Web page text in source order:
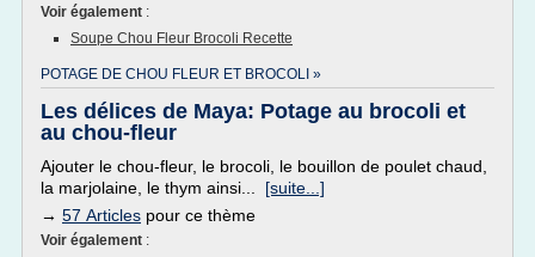
Voir également :
Soupe Chou Fleur Brocoli Recette
POTAGE DE CHOU FLEUR ET BROCOLI »
Les délices de Maya: Potage au brocoli et
au chou-fleur
Ajouter le chou-fleur, le brocoli, le bouillon de poulet chaud,
la marjolaine, le thym ainsi... [suite...]
→ 57 Articles pour ce thème
Voir également :